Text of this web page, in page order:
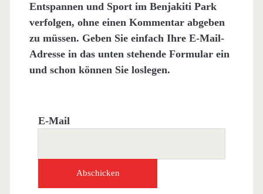
Entspannen und Sport im Benjakiti Park
verfolgen, ohne einen Kommentar abgeben
zu müssen. Geben Sie einfach Ihre E-Mail-
Adresse in das unten stehende Formular ein
und schon können Sie loslegen.
E-Mail